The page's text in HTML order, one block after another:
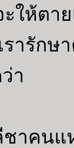
จะให้
เรารั
ว่า เ
าคนแ